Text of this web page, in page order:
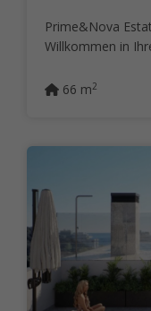
Prime&Nova
Willkommen in
66 m2